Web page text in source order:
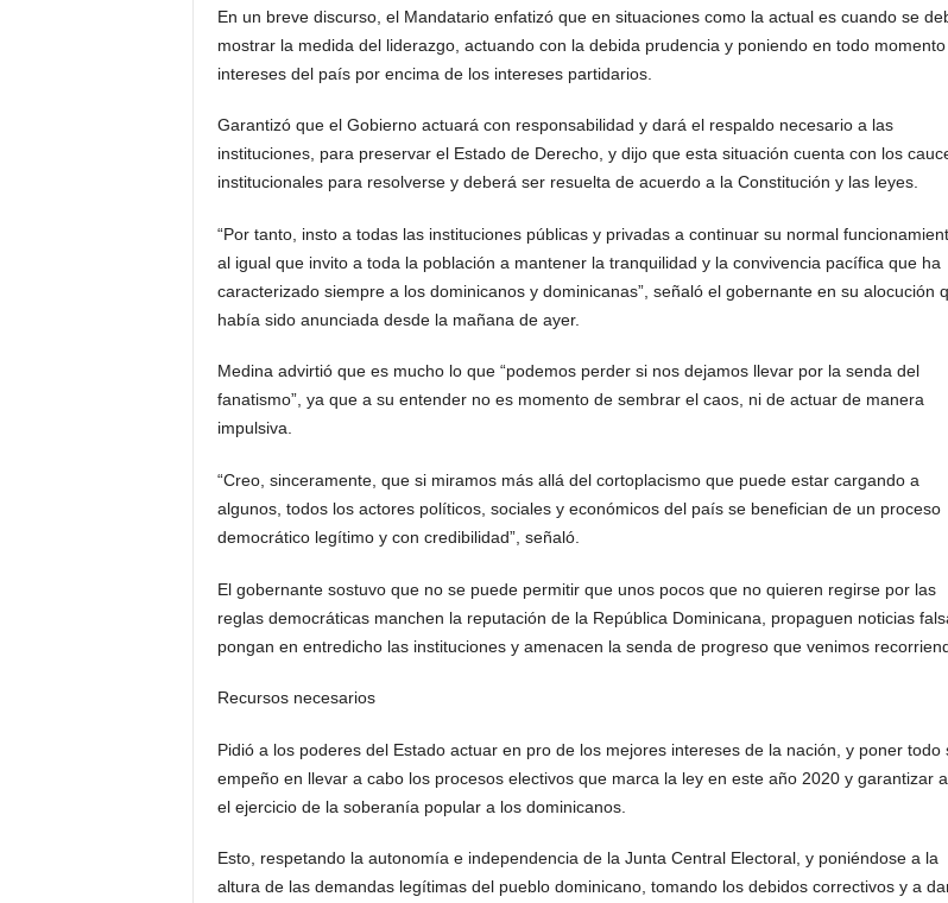
En un breve discurso, el Mandatario enfatizó que en situaciones como la actual es cuando se
mostrar la medida del liderazgo, actuando con la debida prudencia y poniendo en todo
intereses del país por encima de los intereses partidarios.
Garantizó que el Gobierno actuará con responsabilidad y dará el respaldo necesario a las
instituciones, para preservar el Estado de Derecho, y dijo que esta situación cuenta con los
institucionales para resolverse y deberá ser resuelta de acuerdo a la Constitución y las leyes.
“Por tanto, insto a todas las instituciones públicas y privadas a continuar su normal
al igual que invito a toda la población a mantener la tranquilidad y la convivencia pacífica que ha
caracterizado siempre a los dominicanos y dominicanas”, señaló el gobernante en su alocución
había sido anunciada desde la mañana de ayer.
Medina advirtió que es mucho lo que “podemos perder si nos dejamos llevar por la senda del
fanatismo”, ya que a su entender no es momento de sembrar el caos, ni de actuar de manera
impulsiva.
“Creo, sinceramente, que si miramos más allá del cortoplacismo que puede estar cargando a
algunos, todos los actores políticos, sociales y económicos del país se benefician de un proceso
democrático legítimo y con credibilidad”, señaló.
El gobernante sostuvo que no se puede permitir que unos pocos que no quieren regirse por las
reglas democráticas manchen la reputación de la República Dominicana, propaguen noticias
pongan en entredicho las instituciones y amenacen la senda de progreso que venimos
Recursos necesarios
Pidió a los poderes del Estado actuar en pro de los mejores intereses de la nación, y poner todo
empeño en llevar a cabo los procesos electivos que marca la ley en este año 2020 y garantizar
el ejercicio de la soberanía popular a los dominicanos.
Esto, respetando la autonomía e independencia de la Junta Central Electoral, y poniéndose a la
altura de las demandas legítimas del pueblo dominicano, tomando los debidos correctivos y a